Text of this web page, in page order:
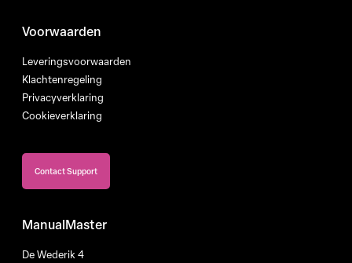
Voorwaarden
Leveringsvoorwaarden
Klachtenregeling
Privacyverklaring
Cookieverklaring
Contact Support
ManualMaster
De Wederik 4